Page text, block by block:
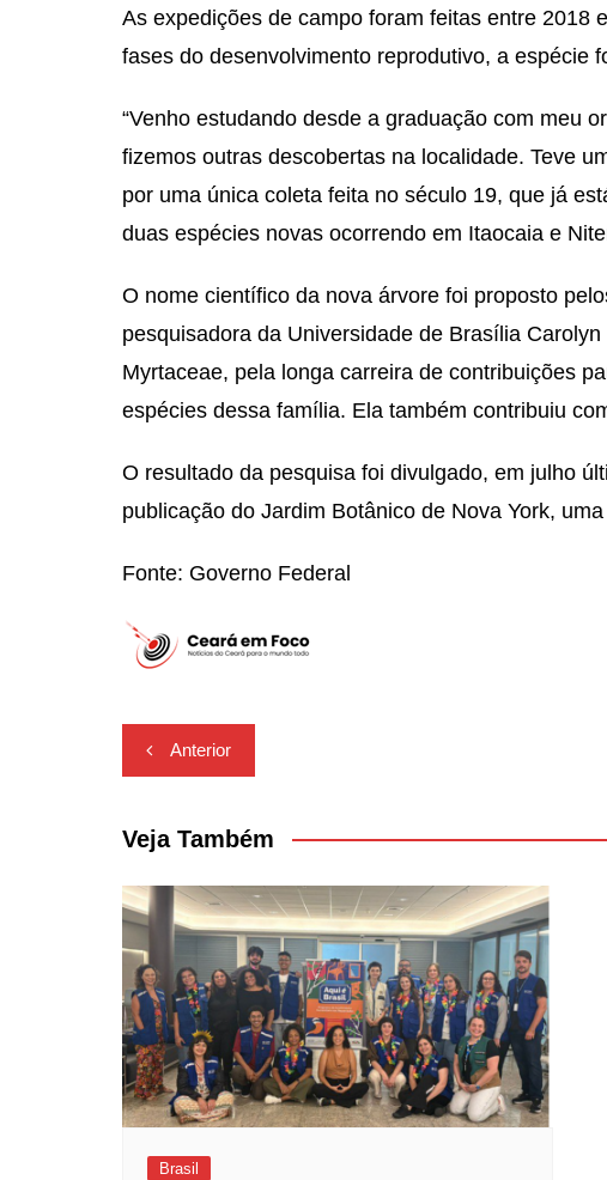
As expedições de campo foram feitas entre 2018
fases do desenvolvimento reprodutivo, a espécie
“Venho estudando desde a graduação com meu
fizemos outras descobertas na localidade. Teve
por uma única coleta feita no século 19, que já
duas espécies novas ocorrendo em Itaocaia e
O nome científico da nova árvore foi proposto
pesquisadora da Universidade de Brasília
Myrtaceae, pela longa carreira de contribuições
espécies dessa família. Ela também contribuiu
O resultado da pesquisa foi divulgado, em julho
publicação do Jardim Botânico de Nova York,
Fonte: Governo Federal
Navegação
de
Post
Anterior
Veja Também
Brasil